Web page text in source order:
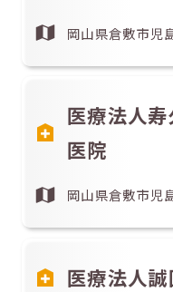
岡山県倉敷市児
医療法人
医院
岡山県倉敷市児
医療法人